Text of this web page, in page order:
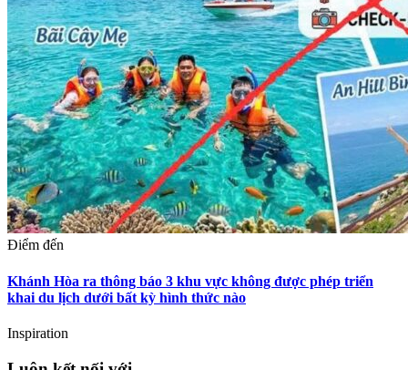
Điểm đến
Khánh Hòa ra thông báo 3 khu vực không được phép triển
khai du lịch dưới bất kỳ hình thức nào
Inspiration